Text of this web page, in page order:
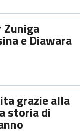
e Diawara
grazie alla
storia di